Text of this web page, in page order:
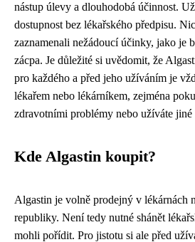
nástup úlevy a dlouhodobá účinnost.
dostupnost bez lékařského předpisu.
zaznamenali nežádoucí účinky, jako je
zácpa. Je důležité si uvědomit, že
pro každého a před jeho užíváním je
lékařem nebo lékárníkem, zejména
zdravotními problémy nebo užíváte jiné
Kde Algastin koupit?
Algastin je volně prodejný v lékárnách
republiky. Není tedy nutné shánět
mohli pořídit. Pro jistotu si ale před